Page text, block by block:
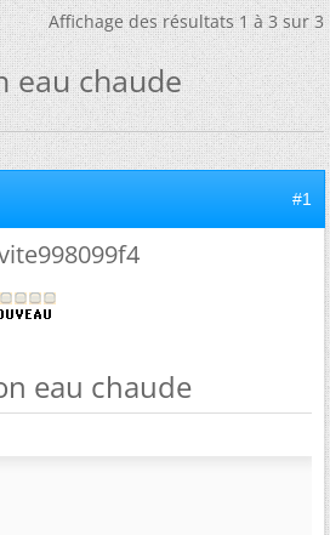
Affichage des résultats 1 à 3 sur 3
eau chaude
#1
eau chaude